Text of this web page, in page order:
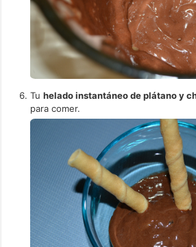
Tuhelado instantáneo de plátano y
para comer.